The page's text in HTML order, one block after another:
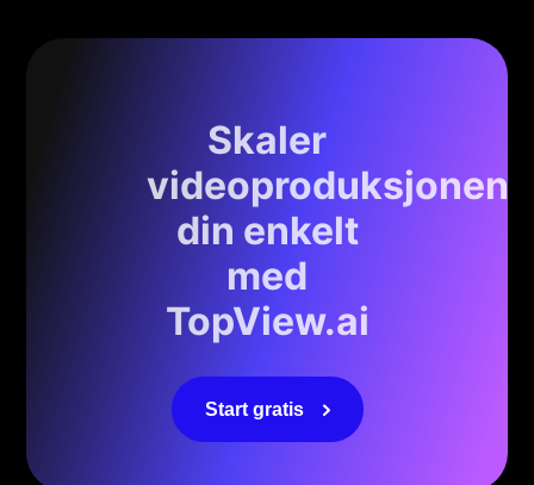
Skaler
videoproduksjonen
din enkelt
med
TopView.ai
Start gratis